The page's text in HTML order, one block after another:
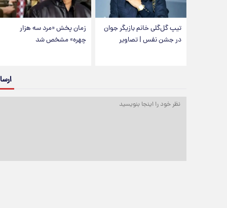
تیپ گل‌گلی خانم بازیگر جوان
در جشن نفس | تصاویر
زمان پخش «مرد سه هزار
چهره» مشخص شد